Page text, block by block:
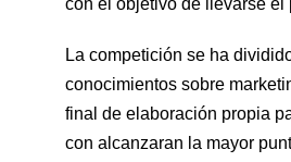
con el objetivo de llevarse el
La competición se ha
conocimientos sobre
final de elaboración propia
con alcanzaran la mayor